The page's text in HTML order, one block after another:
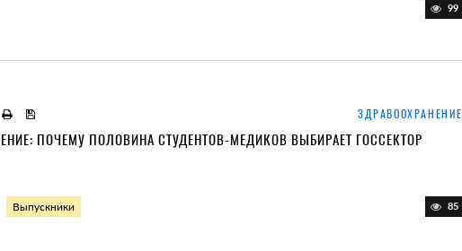
99
ЗДРАВООХРАНЕНИЕ
ПОЧЕМУ ПОЛОВИНА СТУДЕНТОВ-МЕДИКОВ ВЫБИРАЕТ ГОССЕКТОР
Выпускники 85